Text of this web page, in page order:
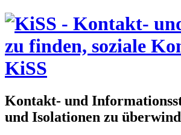
KiSS
Kontakt- und
und Isolationen zu